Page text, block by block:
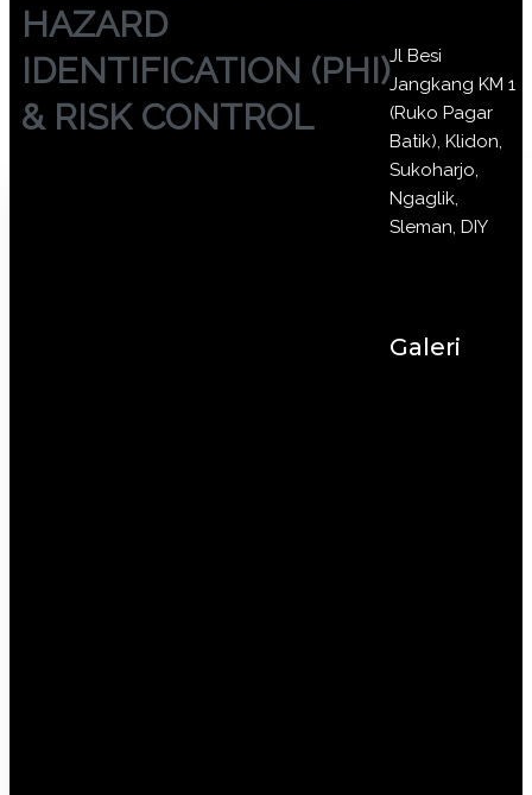
HAZARD
IDENTIFICATION (PHI)
& RISK CONTROL
Jl Besi
Jangkang KM 1
(Ruko Pagar
Batik), Klidon,
Sukoharjo,
Ngaglik,
Sleman, DIY
Galeri